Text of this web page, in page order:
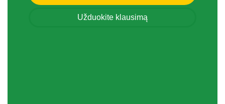
Užduokite klausimą